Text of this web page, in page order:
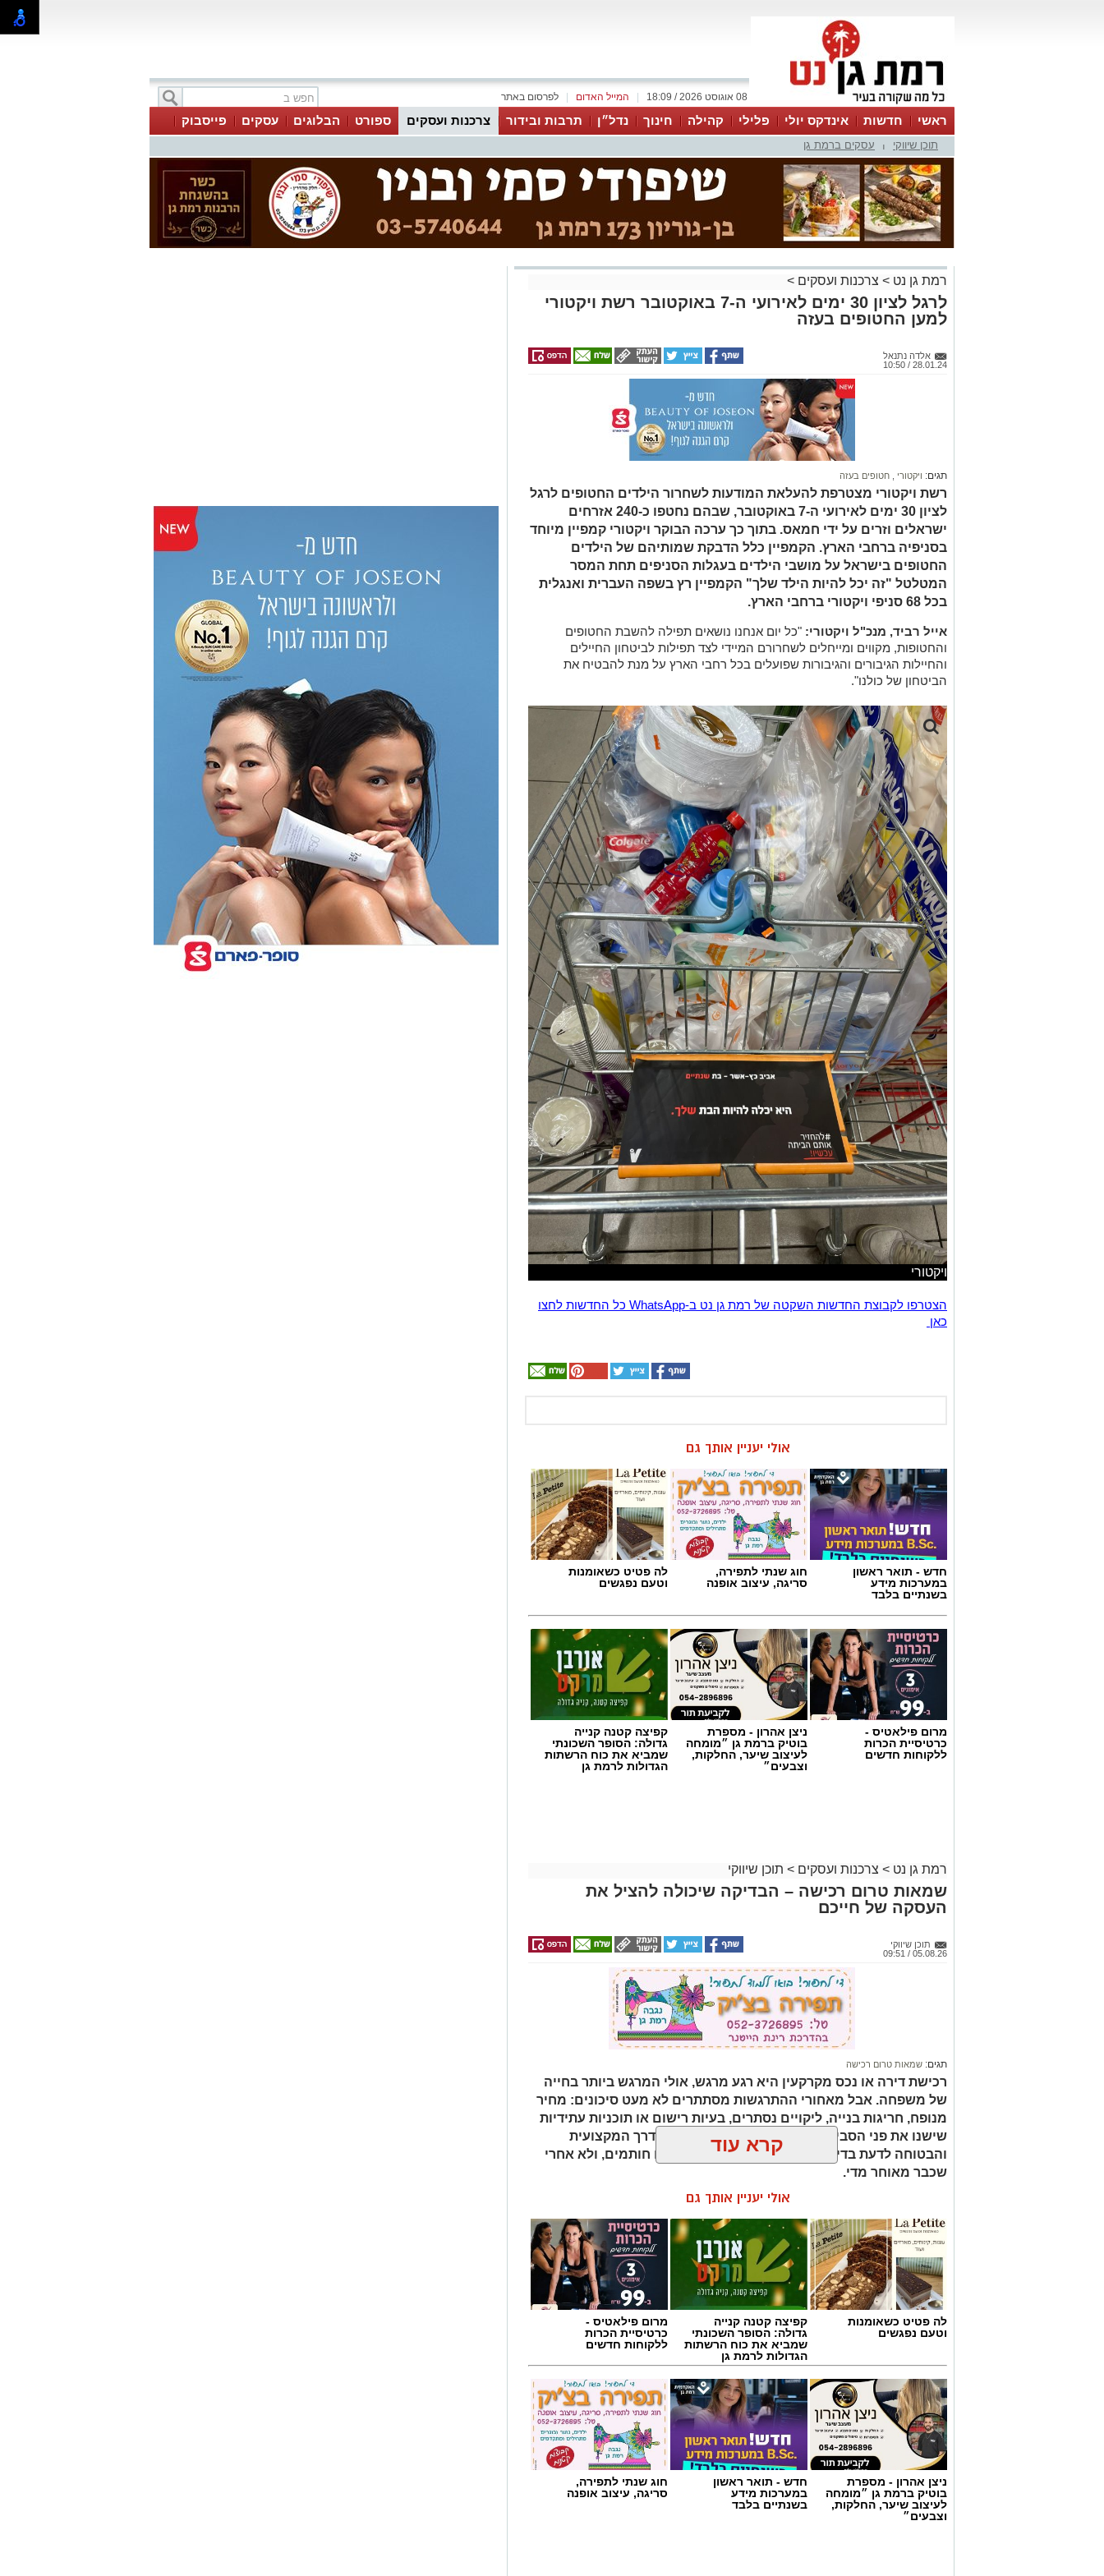
לפרסום באתר המייל האדום 08 אוגוסט 2026 / 18:09
ראשי חדשות אינדקס יולי פלילי קהילה חינוך נדל״ן תרבות ובידור צרכנות ועסקים ספורט הבלוגים עסקים
פייסבוק
ווטסאפ
תוכן שיווקי עסקים ברמת גן
רמת גן נט > צרכנות ועסקים >
לרגל לציון 30 ימים לאירועי ה-7 באוקטובר רשת ויקטורי
למען החטופים בעזה
אלדה נתנאל
28.01.24 / 10:50
תגים: ויקטורי חטופים בעזה
רשת ויקטורי מצטרפת להעלאת המודעות לשחרור הילדים החטופים לרגל
לציון 30 ימים לאירועי ה-7 באוקטובר, שבהם נחטפו כ-240 אזרחים
ישראלים וזרים על ידי חמאס. בתוך כך ערכה הבוקר ויקטורי קמפיין מיוחד
בסניפיה ברחבי הארץ. הקמפיין כלל הדבקת שמותיהם של הילדים
החטופים בישראל על מושבי הילדים בעגלות הסניפים תחת המסר
המטלטל "זה יכל להיות הילד שלך" הקמפיין רץ בשפה העברית ואנגלית
בכל 68 סניפי ויקטורי ברחבי הארץ.
אייל רביד, מנכ"ל ויקטורי: "כל יום אנחנו נושאים תפילה להשבת החטופים
והחטופות, מקווים ומייחלים לשחרורם המיידי לצד תפילות לביטחון החיילים
והחיילות הגיבורים והגיבורות שפועלים בכל רחבי הארץ על מנת להבטיח את
הביטחון של כולנו".
ויקטורי
הצטרפו לקבוצת החדשות השקטה של רמת גן נט ב-WhatsApp כל החדשות לחצו
כאן
אולי יעניין אותך גם
חדש - תואר ראשון
במערכות מידע
בשנתיים בלבד
חוג שנתי לתפירה,
סריגה, עיצוב אופנה
לה פטיט כשאומנות
וטעם נפגשים
מרום פילאטיס -
כרטיסיית הכרות
ללקוחות חדשים
ניצן אהרון - מספרת
בוטיק ברמת גן ״מומחה
לעיצוב שיער, החלקות,
וצבעים״
קפיצה קטנה קנייה
גדולה: הסופר השכונתי
שמביא את כוח הרשתות
הגדולות לרמת גן
רמת גן נט > צרכנות ועסקים > תוכן שיווקי
שמאות טרום רכישה – הבדיקה שיכולה להציל את
העסקה של חייכם
תוכן שיווקי
05.08.26 / 09:51
תגים: שמאות טרום רכישה
רכישת דירה או נכס מקרקעין היא רגע מרגש, אולי המרגש ביותר בחייה
של משפחה. אבל מאחורי ההתרגשות מסתתרים לא מעט סיכונים: מחיר
מנופח, חריגות בנייה, ליקויים נסתרים, בעיות רישום או תוכניות עתידיות
שישנו את פני הסביבה. שמאות טרום רכישה היא הדרך המקצועית
והבטוחה לדעת בדיוק מה אתם קונים – לפני שאתם חותמים, ולא אחרי
שכבר מאוחר מדי.
קרדיט תמונה בוסט מדיה
קרא עוד
אולי יעניין אותך גם
לה פטיט כשאומנות
וטעם נפגשים
קפיצה קטנה קנייה
גדולה: הסופר השכונתי
שמביא את כוח הרשתות
הגדולות לרמת גן
מרום פילאטיס -
כרטיסיית הכרות
ללקוחות חדשים
ניצן אהרון - מספרת
בוטיק ברמת גן ״מומחה
לעיצוב שיער, החלקות,
וצבעים״
חדש - תואר ראשון
במערכות מידע
בשנתיים בלבד
חוג שנתי לתפירה,
סריגה, עיצוב אופנה